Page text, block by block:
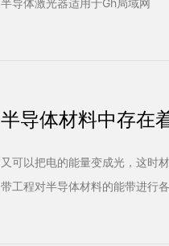
半导体激光器适用于Gh局域网
半导体材料中存在
又可以把电的能量变成光，这时
带工程对半导体材料的能带进行